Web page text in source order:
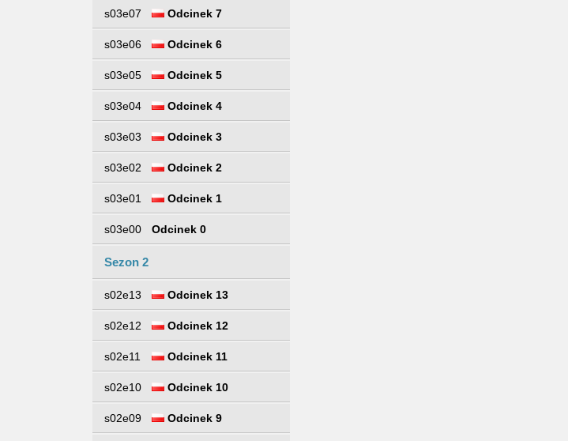
s03e07 Odcinek 7
s03e06 Odcinek 6
s03e05 Odcinek 5
s03e04 Odcinek 4
s03e03 Odcinek 3
s03e02 Odcinek 2
s03e01 Odcinek 1
s03e00 Odcinek 0
Sezon 2
s02e13 Odcinek 13
s02e12 Odcinek 12
s02e11 Odcinek 11
s02e10 Odcinek 10
s02e09 Odcinek 9